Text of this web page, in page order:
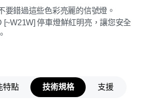
要錯過這些色彩亮麗的信號燈。
[~W21W] 停車燈鮮紅明亮，讓您安全
特點 技術規格 支援